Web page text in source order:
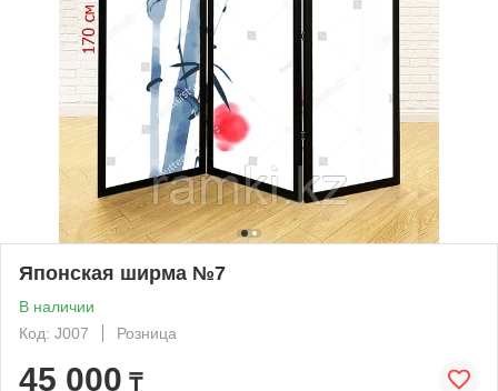
Японская ширма №7
В наличии
Код: J007
Розница
45 000 ₸